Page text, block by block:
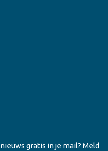
gratis in je mail? Meld